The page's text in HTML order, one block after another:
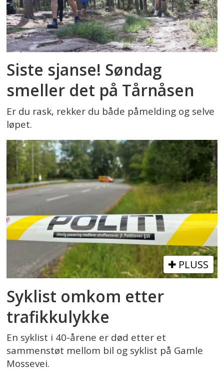
Siste sjanse! Søndag
smeller det på Tårnåsen
Er du rask, rekker du både påmelding og selve
løpet.
PLUSS
Syklist omkom etter
trafikkulykke
En syklist i 40-årene er død etter et
sammenstøt mellom bil og syklist på Gamle
Mossevei.